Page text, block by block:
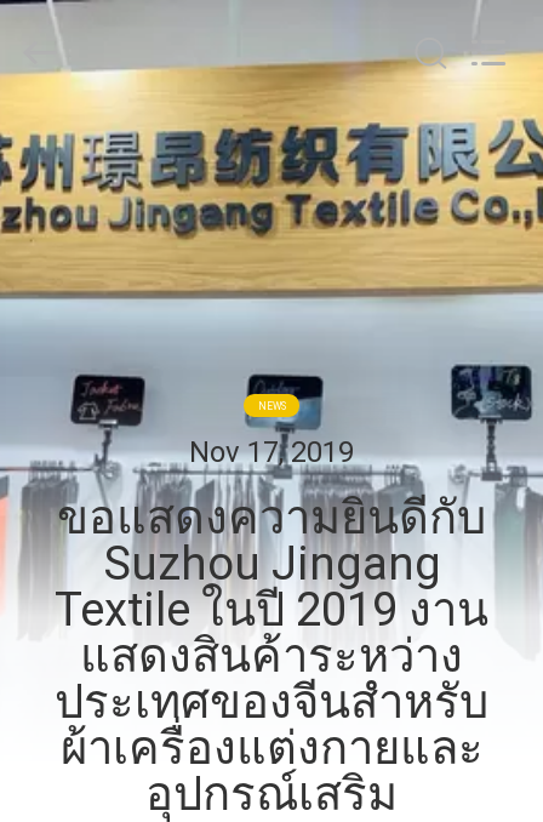
บ้าน
สินค้า
เกี่ยว
ทัวร์
โรงงาน
ควบคุม
คุณภาพ
Jingang
Rights
Reserved.
NEWS
Nov 17, 2019
ขอแสดงความยินดีกับ
Suzhou Jingang
Textile ในปี 2019 งาน
แสดงสินค้าระหว่าง
ประเทศของจีนสำหรับ
ผ้าเครื่องแต่งกายและ
อุปกรณ์เสริม